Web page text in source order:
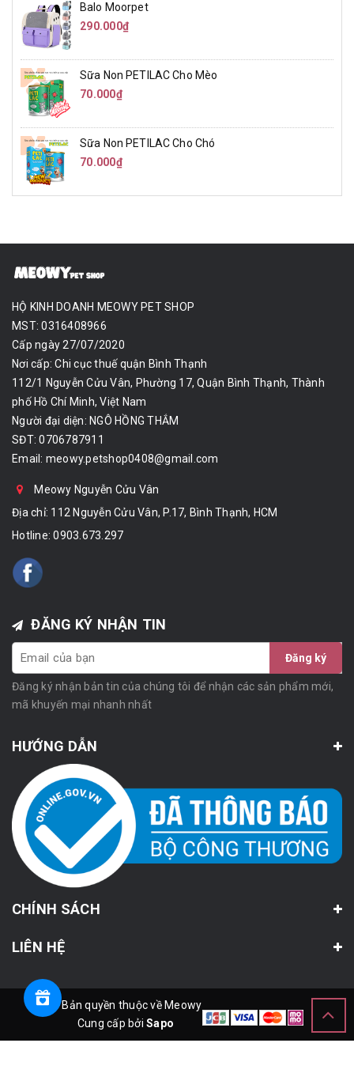
Balo Moorpet
290.000₫
Sữa Non PETILAC Cho Mèo
70.000₫
Sữa Non PETILAC Cho Chó
70.000₫
HỘ KINH DOANH MEOWY PET SHOP
MST: 0316408966
Cấp ngày 27/07/2020
Nơi cấp: Chi cục thuế quận Bình Thạnh
112/1 Nguyễn Cửu Vân, Phường 17, Quận Bình Thạnh, Thành
phố Hồ Chí Minh, Việt Nam
Người đại diện: NGÔ HỒNG THẮM
SĐT: 0706787911
Email: meowy.petshop0408@gmail.com
Meowy Nguyễn Cửu Vân
Địa chỉ: 112 Nguyễn Cửu Vân, P.17, Bình Thạnh, HCM
Hotline:0903.673.297
ĐĂNG KÝ NHẬN TIN
Đăng ký
Đăng ký nhận bản tin của chúng tôi để nhận các sản phẩm mới,
mã khuyến mại nhanh nhất
HƯỚNG DẪN
CHÍNH SÁCH
LIÊN HỆ
© Bản quyền thuộc về Meowy
Cung cấp bởiSapo